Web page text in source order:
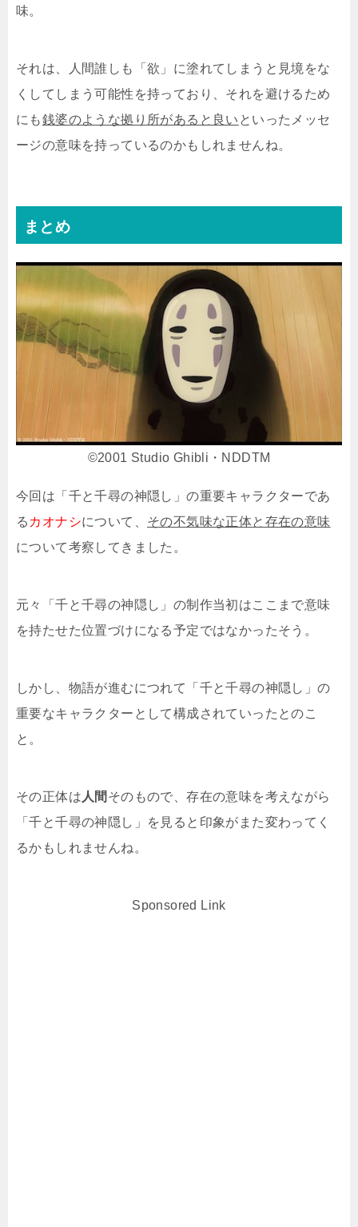
味。
それは、人間誰しも「欲」に塗れてしまうと見境をな
くしてしまう可能性を持っており、それを避けるため
にも銭婆のような拠り所があると良い といったメッセ
ージの意味を持っているのかもしれませんね。
まとめ
©︎2001 Studio Ghibli・NDDTM
今回は「千と千尋の神隠し」の重要キャラクターであ
る カオナシについて、 その不気味な正体と存在の意味
について考察してきました。
元々「千と千尋の神隠し」の制作当初はここまで意味
を持たせた位置づけになる予定ではなかったそう。
しかし、物語が進むにつれて「千と千尋の神隠し」の
重要なキャラクターとして構成されていったとのこ
と。
その正体は 人間 そのもので、存在の意味を考えながら
「千と千尋の神隠し」を見ると印象がまた変わってく
るかもしれませんね。
Sponsored Link